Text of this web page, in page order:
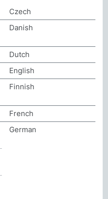
Czech
Danish
Dutch
English
Finnish
French
German